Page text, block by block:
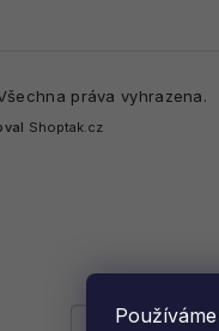
práva vyhrazena.
Shoptak.cz